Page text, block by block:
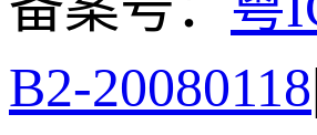
B2-20080118